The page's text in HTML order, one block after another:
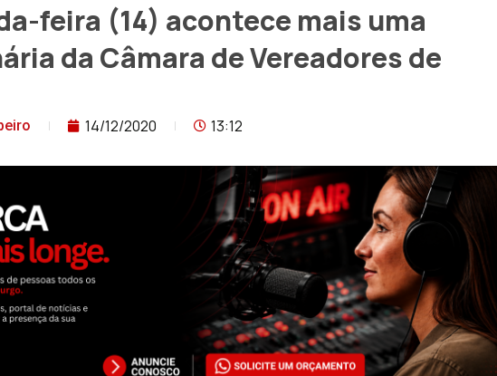
feira (14) acontece mais uma
da Câmara de Vereadores de
14/12/2020 13:12